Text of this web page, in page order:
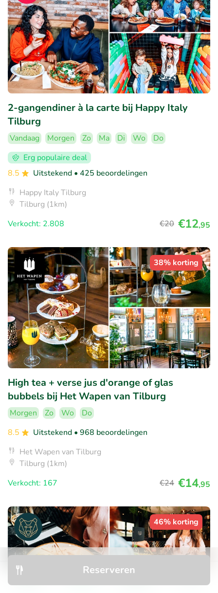
Reserveren
2-gangendiner à la carte bij Happy Italy
Tilburg
Vandaag Morgen Zo Ma Di Wo
Do
Erg populaire deal
8.5
Uitstekend • 425 beoordelingen
Happy Italy Tilburg
Tilburg (1km)
Verkocht: 2.808
€20 €12,95
38% korting
High tea + verse jus d'orange of glas
bubbels bij Het Wapen van Tilburg
Morgen Zo Wo
Do
8.5
Uitstekend • 968 beoordelingen
Het Wapen van Tilburg
Tilburg (1km)
Verkocht: 167
€24 €14,95
46% korting